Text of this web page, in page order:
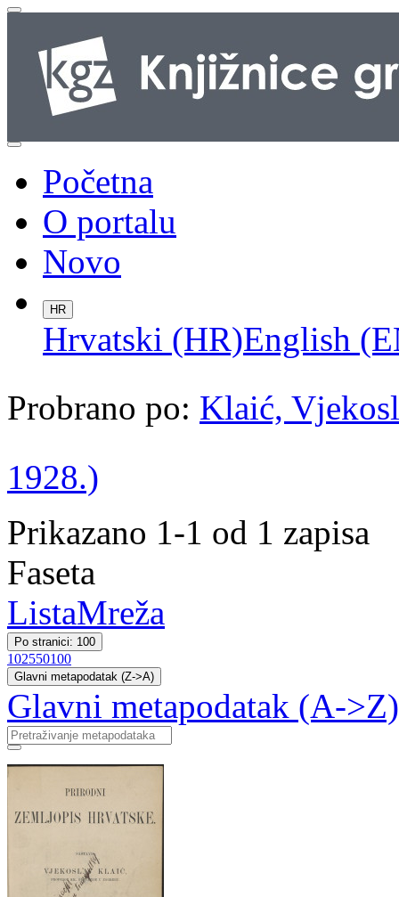
Početna
O portalu
Novo
HR
Hrvatski (HR)English
Probrano po: Klaić,
1928.)
Prikazano 1-1 od 1 zapisa
Faseta
ListaMreža
Po stranici: 100
102550100
Glavni metapodatak (Z->A)
Glavni metapodatak (A->Z)